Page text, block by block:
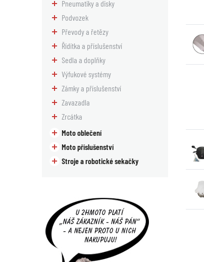
Pneumatiky a disky
Podvozek
Převody a řetězy
Řídítka a příslušenství
Sedla a doplňky
Výfukové systémy
Zámky a příslušenství
Zavazadla
Zrcátka
Moto oblečení
Moto příslušenství
Stroje a robotické sekačky